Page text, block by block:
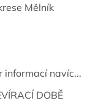
Mělník
informací navíc...
DOBĚ